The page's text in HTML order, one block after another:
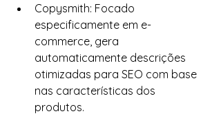
Copysmith: Focado
especificamente em e-
commerce, gera
automaticamente descrições
otimizadas para SEO com base
nas características dos
produtos.